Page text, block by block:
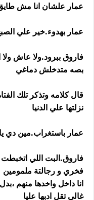
عمار علشان انا مش
عمار بهدوء.خير علي
فاروق ببرود.ولا عاش
بصه متدخلش دماغي
قال كلامه وتذكر تلك
نزلتها علي الدنيا
عمار باستغراب.مين دي
فاروق.البت اللي اتخبطت
فخري و رجالتة ملمومين
انا داخل واخدها منهم
غالي تقل ادبها عليا